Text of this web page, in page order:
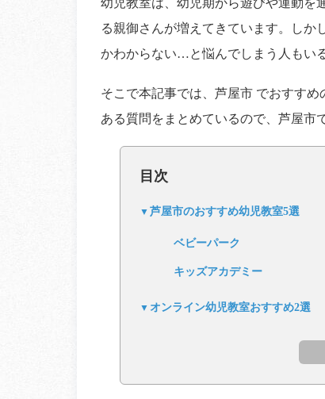
幼児教室は、幼児期から遊びや運動を
る親御さんが増えてきています。しか
かわからない…と悩んでしまう人もい
そこで本記事では、芦屋市 でおすす
ある質問をまとめているので、芦屋市
目次
芦屋市のおすすめ幼児教室5選
ベビーパーク
キッズアカデミー
オンライン幼児教室おすすめ2選